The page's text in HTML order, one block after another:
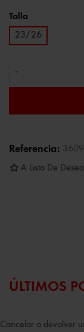
Talla
23/26
-
Referencia:
A Lista De
ÚLTIMOS
Cancelar o devolver